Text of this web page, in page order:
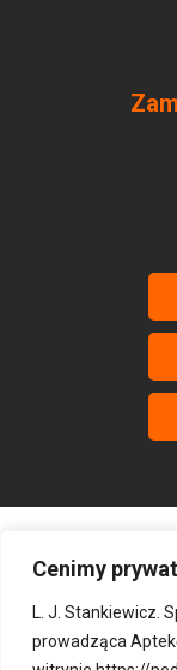
Cenimy
L. J. Stankiewicz.
prowadząca
‹